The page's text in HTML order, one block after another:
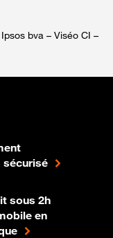
bva – Viséo CI –
sécurisé
sous 2h
en